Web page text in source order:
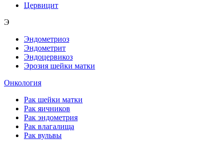
Цервицит
Э
Эндометриоз
Эндометрит
Эндоцервикоз
Эрозия шейки матки
Онкология
Рак шейки матки
Рак яичников
Рак эндометрия
Рак влагалища
Рак вульвы